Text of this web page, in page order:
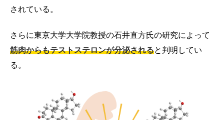
されている。
さらに東京大学大学院教授の石井直方氏の研究によって
筋肉からもテストステロンが分泌されると判明してい
る。